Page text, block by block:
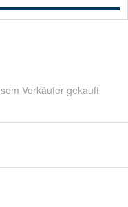
Verkäufer gekauft